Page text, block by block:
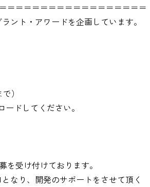
＝＝＝＝＝＝＝＝＝＝＝＝＝＝＝＝＝
ント・アワードを企画しています。
）
ドしてください。
受け付けております。
なり、開発のサポートをさせて頂く